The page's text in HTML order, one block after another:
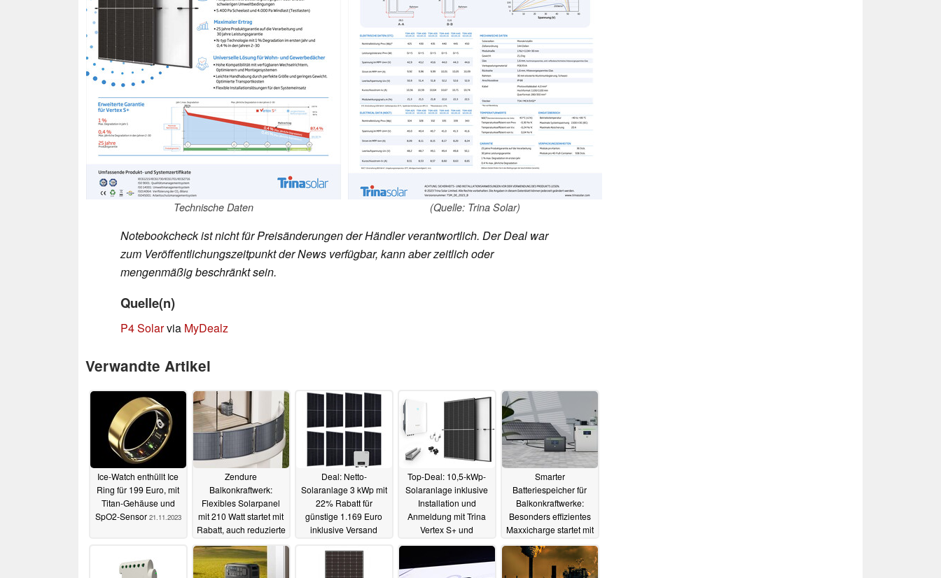
Technische Daten (Quelle: Trina Solar)
Notebookcheck ist nicht für Preisänderungen der Händler verantwortlich. Der Deal war
zum Veröffentlichungszeitpunkt der News verfügbar, kann aber zeitlich oder
mengenmäßig beschränkt sein.
Quelle(n)
P4 Solarvia MyDealz
Verwandte Artikel
Ice-Watch enthüllt Ice
Ring für 199 Euro, mit
Titan-Gehäuse und
SpO2-Sensor 21.11.2023
Zendure
Balkonkraftwerk:
Flexibles Solarpanel
mit 210 Watt startet mit
Rabatt, auch reduzierte
14.11.2023
Deal: Netto-
Solaranlage 3 kWp mit
22% Rabatt für
günstige 1.169 Euro
inklusive Versand
Top-Deal: 10,5-kWp-
Solaranlage inklusive
Installation und
Anmeldung mit Trina
Vertex S+ und
nur 11.759 Euro, lokal
Smarter
Batteriespeicher für
Balkonkraftwerke:
Besonders effizientes
Maxxicharge startet mit
12.11.2023